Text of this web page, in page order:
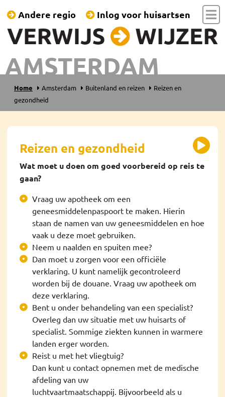
AMSTERDAM
Andere regio Inlog voor huisartsen
Home Amsterdam Buitenland en reizen
Reizen en
gezondheid
Reizen en gezondheid
Wat moet u doen om goed voorbereid op reis te
gaan?
Vraag uw apotheek om een
geneesmiddelenpaspoort te maken. Hierin
staan de namen van uw geneesmiddelen en hoe
vaak u deze moet gebruiken.
Neem u naalden en spuiten mee?
Dan moet u zorgen voor een officiële
verklaring. U kunt namelijk gecontroleerd
worden bij de douane. Vraag uw apotheek om
deze verklaring.
Bent u onder behandeling van een specialist?
Overleg dan uw situatie met uw huisarts of
specialist. Sommige ziekten kunnen in warmere
landen erger worden.
Reist u met het vliegtuig?
Dan kunt u contact opnemen met de medische
afdeling van uw
luchtvaartmaatschappij. Bijvoorbeeld als u